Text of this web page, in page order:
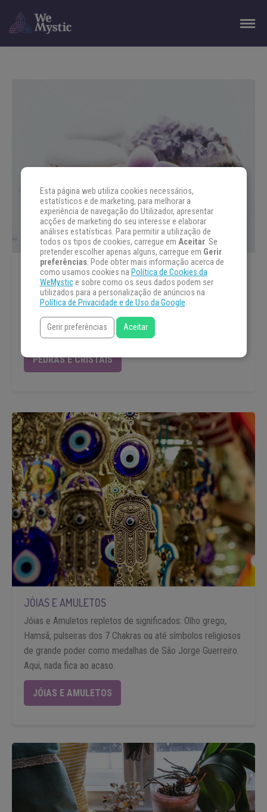
PEDRAS E CRISTAIS
Aqui você encontrará pedras e cristais com diferentes
vibrações energéticas: amor, sorte, prosperidade,
equilíbrio....O que você precisa para harmonizar a sua vida?
Você encontrará aqui.
PEDRAS E CRISTAIS
JÓIAS E AMULETOS
Jóias e Amuletos repletos de significados: Olho grego,
Hamsã, pulseiras dos 7 Chakras ou até símbolos religiosos
de grande poder como medalhas de São Jorge Guerreiro.
Aqui, nada fica ao acaso.
JÓIAS E AMULETOS
Esta página web utiliza cookies necessários,
estatísticos e de marketing, para melhorar a
experiência de navegação do Utilizador, apresentar
acções de marketing do seu interesse e elaborar
análises estatísticas. Para permitir a utilização de
todos os tipos de cookies, carregue em Aceitar. Se
pretender escolher apenas alguns, carregue em Gerir
preferências. Pode obter mais informação acerca de
como usamos cookies na Política de Cookies da
WeMystice sobre como os seus dados podem ser
utilizados para a personalização de anúncios na
Política de Privacidade e de Uso da Google.
Gerir preferências Aceitar